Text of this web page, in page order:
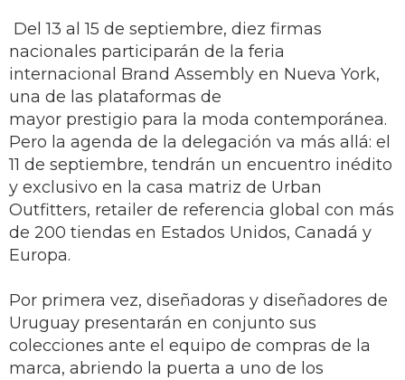
Del 13 al 15 de septiembre, diez firmas
nacionales participarán de la feria
internacional Brand Assembly en Nueva York,
una de las plataformas de
mayor prestigio para la moda contemporánea.
Pero la agenda de la delegación va más allá: el
11 de septiembre, tendrán un encuentro inédito
y exclusivo en la casa matriz de Urban
Outfitters, retailer de referencia global con más
de 200 tiendas en Estados Unidos, Canadá y
Europa.
Por primera vez, diseñadoras y diseñadores de
Uruguay presentarán en conjunto sus
colecciones ante el equipo de compras de la
marca, abriendo la puerta a uno de los